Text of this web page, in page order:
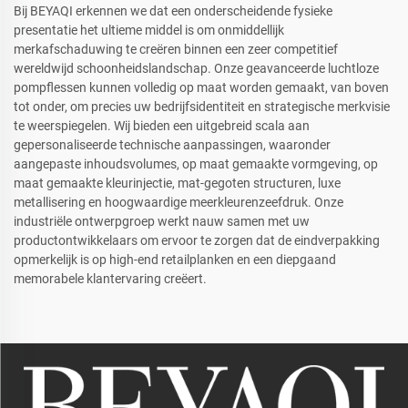
Bij BEYAQI erkennen we dat een onderscheidende fysieke
presentatie het ultieme middel is om onmiddellijk
merkafschaduwing te creëren binnen een zeer competitief
wereldwijd schoonheidslandschap. Onze geavanceerde luchtloze
pompflessen kunnen volledig op maat worden gemaakt, van boven
tot onder, om precies uw bedrijfsidentiteit en strategische merkvisie
te weerspiegelen. Wij bieden een uitgebreid scala aan
gepersonaliseerde technische aanpassingen, waaronder
aangepaste inhoudsvolumes, op maat gemaakte vormgeving, op
maat gemaakte kleurinjectie, mat-gegoten structuren, luxe
metallisering en hoogwaardige meerkleurenzeefdruk. Onze
industriële ontwerpgroep werkt nauw samen met uw
productontwikkelaars om ervoor te zorgen dat de eindverpakking
opmerkelijk is op high-end retailplanken en een diepgaand
memorabele klantervaring creëert.